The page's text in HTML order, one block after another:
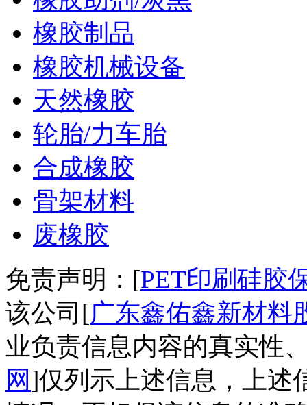
橡胶制品
橡胶机械设备
天然橡胶
轮胎/力车胎
合成橡胶
骨架材料
废橡胶
免责声明：[PET印刷硅胶
该公司[广东鑫佑鑫新材料
业负责信息内容的真实性
网]仅列示上述信息，上述